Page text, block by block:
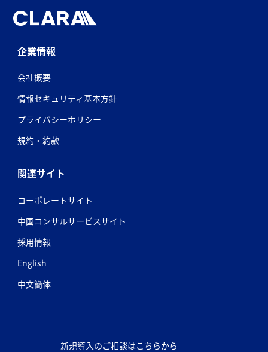
企業情報
会社概要
情報セキュリティ基本方針
プライバシーポリシー
規約・約款
関連サイト
コーポレートサイト
中国コンサルサービスサイト
採用情報
English
中文簡体
新規導入のご相談はこちらから